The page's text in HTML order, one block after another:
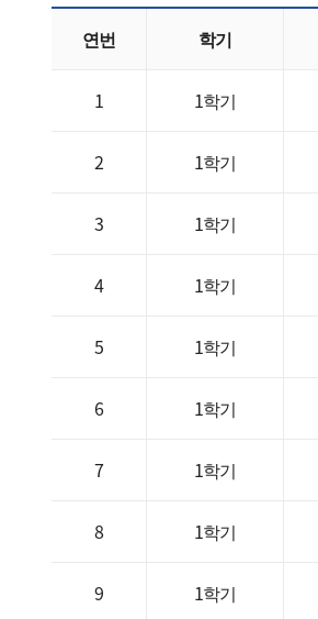
연번 학기
1 1학기
2 1학기
3 1학기
4 1학기
5 1학기
6 1학기
7 1학기
8 1학기
9 1학기